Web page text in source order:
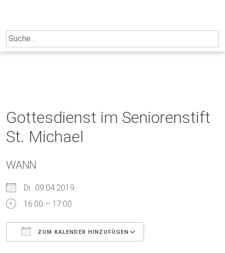
Search
for:
Gottesdienst im Seniorenstift
St. Michael
WANN
Di.. 09.04.2019
16:00 – 17:00
ZUM KALENDER HINZUFÜGEN